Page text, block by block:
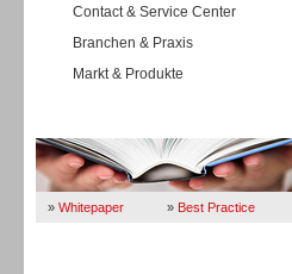
Contact & Service Center
Branchen & Praxis
Markt & Produkte
» Whitepaper » Best Practice